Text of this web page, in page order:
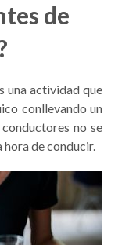
de
una actividad que
conllevando un
no se
hora de conducir.